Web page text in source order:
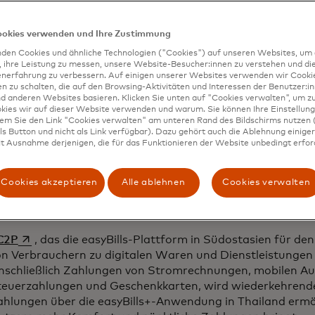
können sich sicherer fühlen, wenn sie
erfolgt schnell und garantiert, und müssen sich
machen.
können höhere Genehmigungsraten erzielen und
verbessertes Erlebnis bieten, indem sie intelligente
abgelehnte Zahlungen zu verhindern.
zu diesem digitalen End-to-End-Erlebnis profitieren
vom Zugang zu der breiteren Partnerbasis von
anzubieten. Dazu gehören
und die laufende Unterstützung bei der
Gruppe strategischer Partner in Afrika, im asiatisch-
wird in einer neuen Registerkarte geöffnet
, das die easyBills-Plattform in Südostasien für
Verbrauchern zu digitalen Waren und
Zahlungen von Stromrechnungen, mobilen
und Geschenkkarten, wird
über die easyBills+-Anwendung in Thailand
verwenden und Ihre Zustimmung
Cookies und ähnliche Technologien ("Cookies") auf unseren Websites, um
ihre Leistung zu messen, unsere Website-Besucher:innen zu verstehen und die
zu verbessern. Auf einigen unserer Websites verwenden wir
zu schalten, die auf den Browsing-Aktivitäten und Interessen der
anderen Websites basieren. Klicken Sie unten auf "Cookies verwalten", um
wir auf dieser Website verwenden und warum. Sie können Ihre
Sie den Link "Cookies verwalten" am unteren Rand des Bildschirms nutzen
Button und nicht als Link verfügbar). Dazu gehört auch die Ablehnung
Ausnahme derjenigen, die für das Funktionieren der Website unbedingt
Cookies akzeptieren Alle ablehnen Cookies verwalten